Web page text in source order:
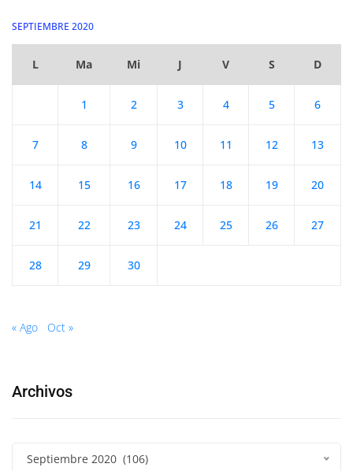
SEPTIEMBRE 2020
L Ma Mi J V S D
1 2 3 4 5 6
7 8 9 10 11 12 13
14 15 16 17 18 19 20
21 22 23 24 25 26 27
28 29 30
« Ago Oct »
Archivos
Septiembre 2020 (106)